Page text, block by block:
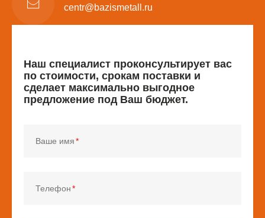
centr@bazismetall.ru
Наш специалист проконсультирует вас
по стоимости, срокам поставки и
сделает максимально выгодное
предложение под Ваш бюджет.
Ваше имя
Телефон